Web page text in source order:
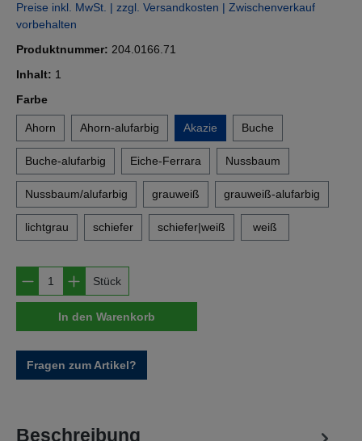
Preise inkl. MwSt. | zzgl. Versandkosten | Zwischenverkauf
vorbehalten
Produktnummer: 204.0166.71
Inhalt: 1
Farbeauswählen
Ahorn Ahorn-alufarbig Akazie Buche
Buche-alufarbig Eiche-Ferrara Nussbaum
Nussbaum/alufarbig grauweiß grauweiß-alufarbig
lichtgrau schiefer schiefer|weiß weiß
Produkt Anzahl: Gib den gewünschten
Stück
In den Warenkorb
Fragen zum Artikel?
Beschreibung